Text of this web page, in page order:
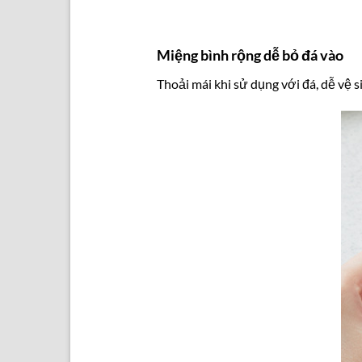
Miệng bình rộng dễ bỏ đá vào
Thoải mái khi sử dụng với đá, dễ vệ